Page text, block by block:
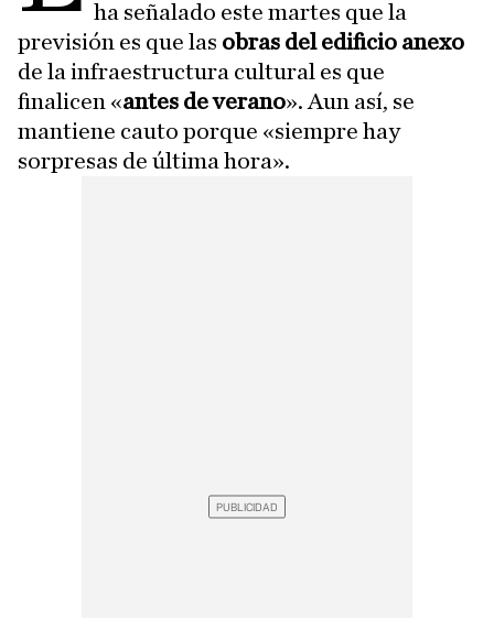
ha señalado este martes que la
previsión es que las obras del edificio anexo
de la infraestructura cultural es que
finalicen «antes de verano». Aun así, se
mantiene cauto porque «siempre hay
sorpresas de última hora».